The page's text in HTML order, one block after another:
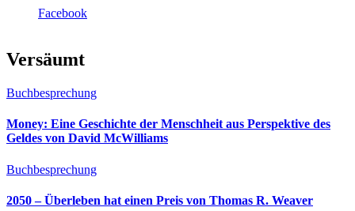
Facebook
Versäumt
Buchbesprechung
Money: Eine Geschichte der Menschheit aus Perspektive des
Geldes von David McWilliams
Buchbesprechung
2050 – Überleben hat einen Preis von Thomas R. Weaver